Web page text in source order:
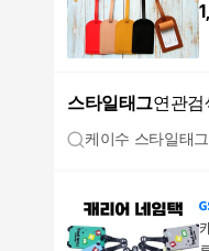
스타일태그연관검
케이수 스타일태그